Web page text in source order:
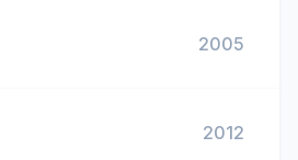
2005
2012